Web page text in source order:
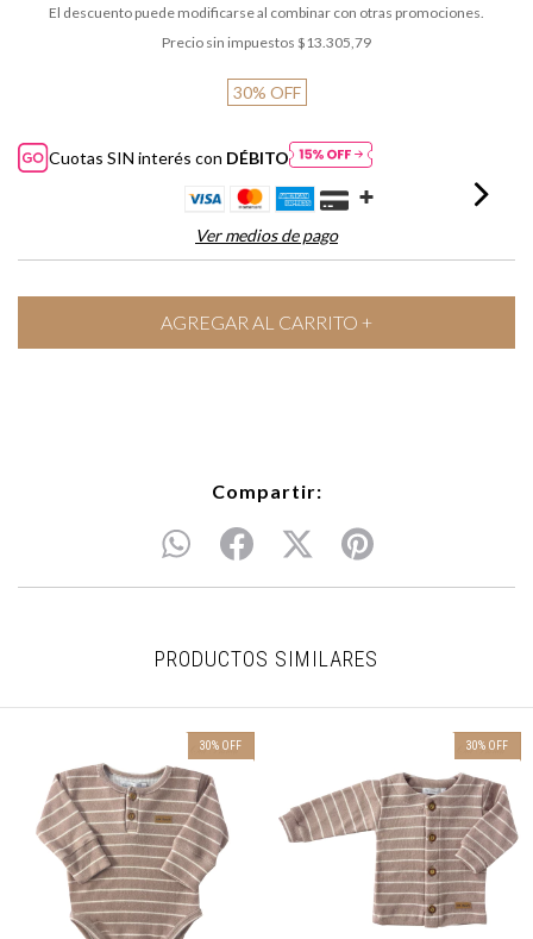
El descuento puede modificarse al combinar con otras promociones.
Precio sin impuestos $13.305,79
30% OFF
Cuotas SIN interés con DÉBITO
Ver medios de pago
Compartir:
PRODUCTOS SIMILARES
30% OFF 30% OFF